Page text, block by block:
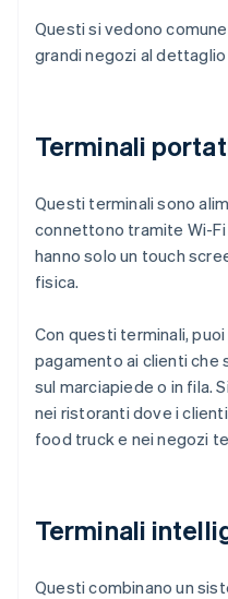
Questi si vedono
grandi negozi al
Terminali
Questi terminali sono
connettono tramite Wi-
hanno solo un touch
fisica.
Con questi terminali,
pagamento ai clienti che
sul marciapiede o in fila.
nei ristoranti dove i
food truck e nei negozi
Terminali
Questi combinano un